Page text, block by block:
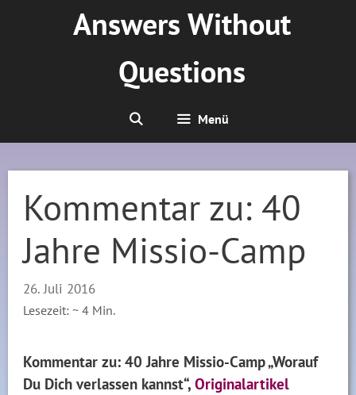
Answers Without
Questions
Menü
Kommentar zu: 40
Jahre Missio-Camp
26. Juli 2016
Lesezeit: ~4 Min.
Kommentar zu: 40 Jahre Missio-Camp „Worauf
Du Dich verlassen kannst“,Originalartikel